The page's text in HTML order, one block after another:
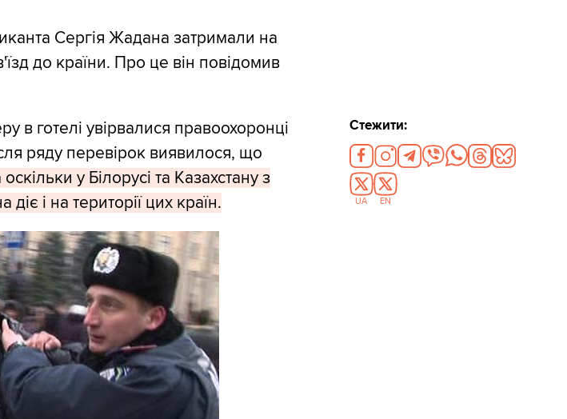
Сергія Жадана затримали на
до країни. Про це він повідомив
готелі увірвалися правоохоронці
ряду перевірок виявилося, що
у Білорусі та Казахстану з
і на території цих країн.
Стежити:
UA EN